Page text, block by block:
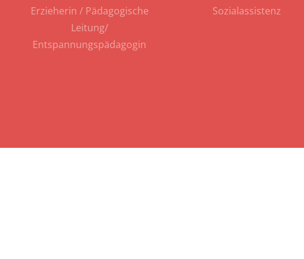
Erzieherin / Pädagogische
Leitung/
Entspannungspädagogin
Sozialassistenz